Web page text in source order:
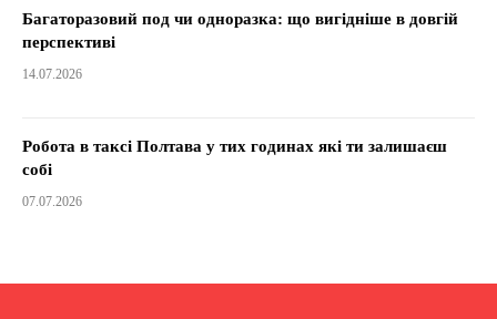
Багаторазовий под чи одноразка: що вигідніше в довгій
перспективі
14.07.2026
Робота в таксі Полтава у тих годинах які ти залишаєш
собі
07.07.2026